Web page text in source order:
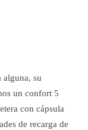
alguna, su
un confort 5
con cápsula
de recarga de